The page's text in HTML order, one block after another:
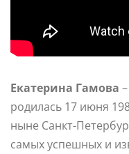
Екатерина Гамова
родилась 17 июня
ныне Санкт-
самых успешных и